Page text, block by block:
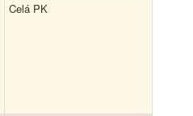
Celá PK